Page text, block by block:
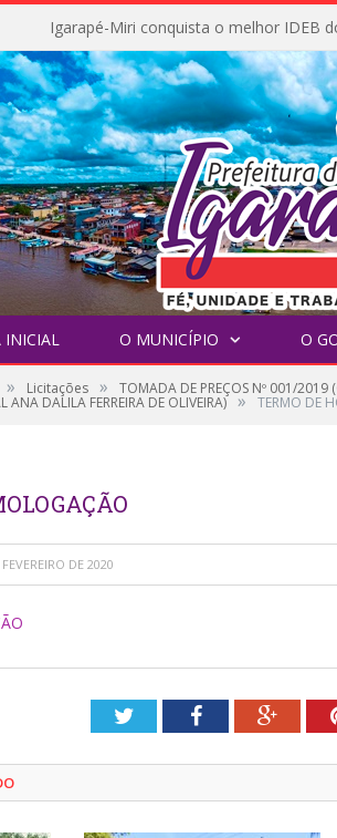
INICIAL O MUNICÍPIO O
» Licitações » TOMADA DE PREÇOS Nº 001/2019
ANA DALILA FERREIRA DE OLIVEIRA) » TERMO DE
DE 2020
TwitterFacebook